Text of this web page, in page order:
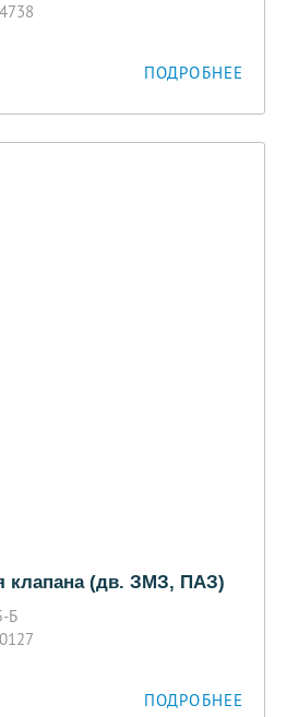
ПОДРОБНЕЕ
клапана (дв. ЗМЗ, ПАЗ)
Б
ПОДРОБНЕЕ